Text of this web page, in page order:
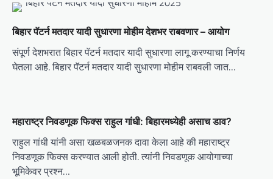
a
v
i
g
i
o
n
बिहार पॅटर्न मतदार यादी सुधारणा मोहीम देशभर राबवणार – आयोग
संपूर्ण देशभरात बिहार पॅटर्न मतदार यादी सुधारणा लागू करण्याचा निर्णय
घेतला आहे. बिहार पॅटर्न मतदार यादी सुधारणा मोहीम राबवली जात…
महाराष्ट्र निवडणूक फिक्स राहुल गांधी: बिहारमध्येही असाच डाव?
राहुल गांधी यांनी असा खळबळजनक दावा केला आहे की महाराष्ट्र
निवडणूक फिक्स करण्यात आली होती. त्यांनी निवडणूक आयोगाच्या
भूमिकेवर प्रश्न…